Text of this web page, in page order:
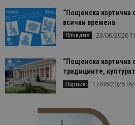
“Пощенска картичка
всички времена
Пловдив 23/06/2026
“Пощенска картичка
традициите,
Перник 17/06/2026
Име
cookie_notice_accepted